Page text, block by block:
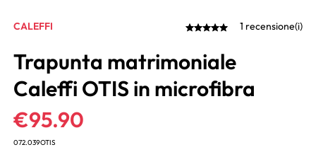
CALEFFI 1 recensione(i)
Trapunta matrimoniale
Caleffi OTIS in microfibra
€95.90
072.039OTIS